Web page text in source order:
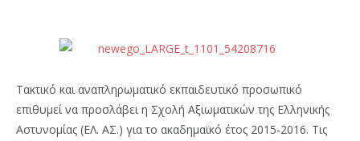
Τακτικό και αναπληρωματικό εκπαιδευτικό προσωπικό
επιθυμεί να προσλάβει η Σχολή Αξιωματικών της Ελληνικής
Αστυνομίας (ΕΛ. ΑΣ.) για το ακαδημαϊκό έτος 2015-2016. Τις